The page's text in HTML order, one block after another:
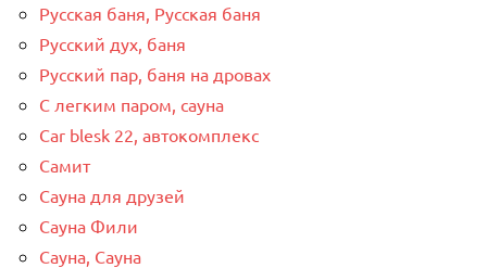
Русская баня, Русская баня
Русский дух, баня
Русский пар, баня на дровах
С легким паром, сауна
Сar blesk 22, автокомплекс
Самит
Сауна для друзей
Сауна Фили
Сауна, Сауна